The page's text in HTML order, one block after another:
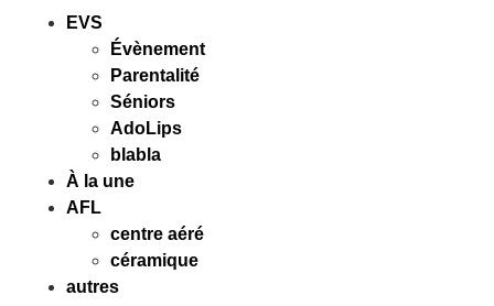
EVS
Évènement
Parentalité
Séniors
AdoLips
blabla
À la une
AFL
centre aéré
céramique
autres